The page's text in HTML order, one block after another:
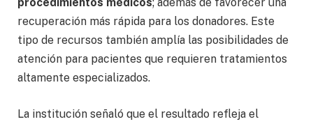
recuperación más rápida para los donadores. Este
tipo de recursos también amplía las posibilidades de
atención para pacientes que requieren tratamientos
altamente especializados.
La institución señaló que el resultado refleja el